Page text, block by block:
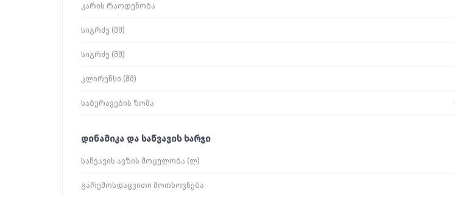
კარის რაოდენობა
სიგრძე (მმ)
სიგრძე (მმ)
კლირენსი (მმ)
საბურავების ზომა
დინამიკა და საწვავის ხარჯი
საწვავის ავზის მოცულობა (ლ)
გარემოსდაცვითი მოთხოვნება